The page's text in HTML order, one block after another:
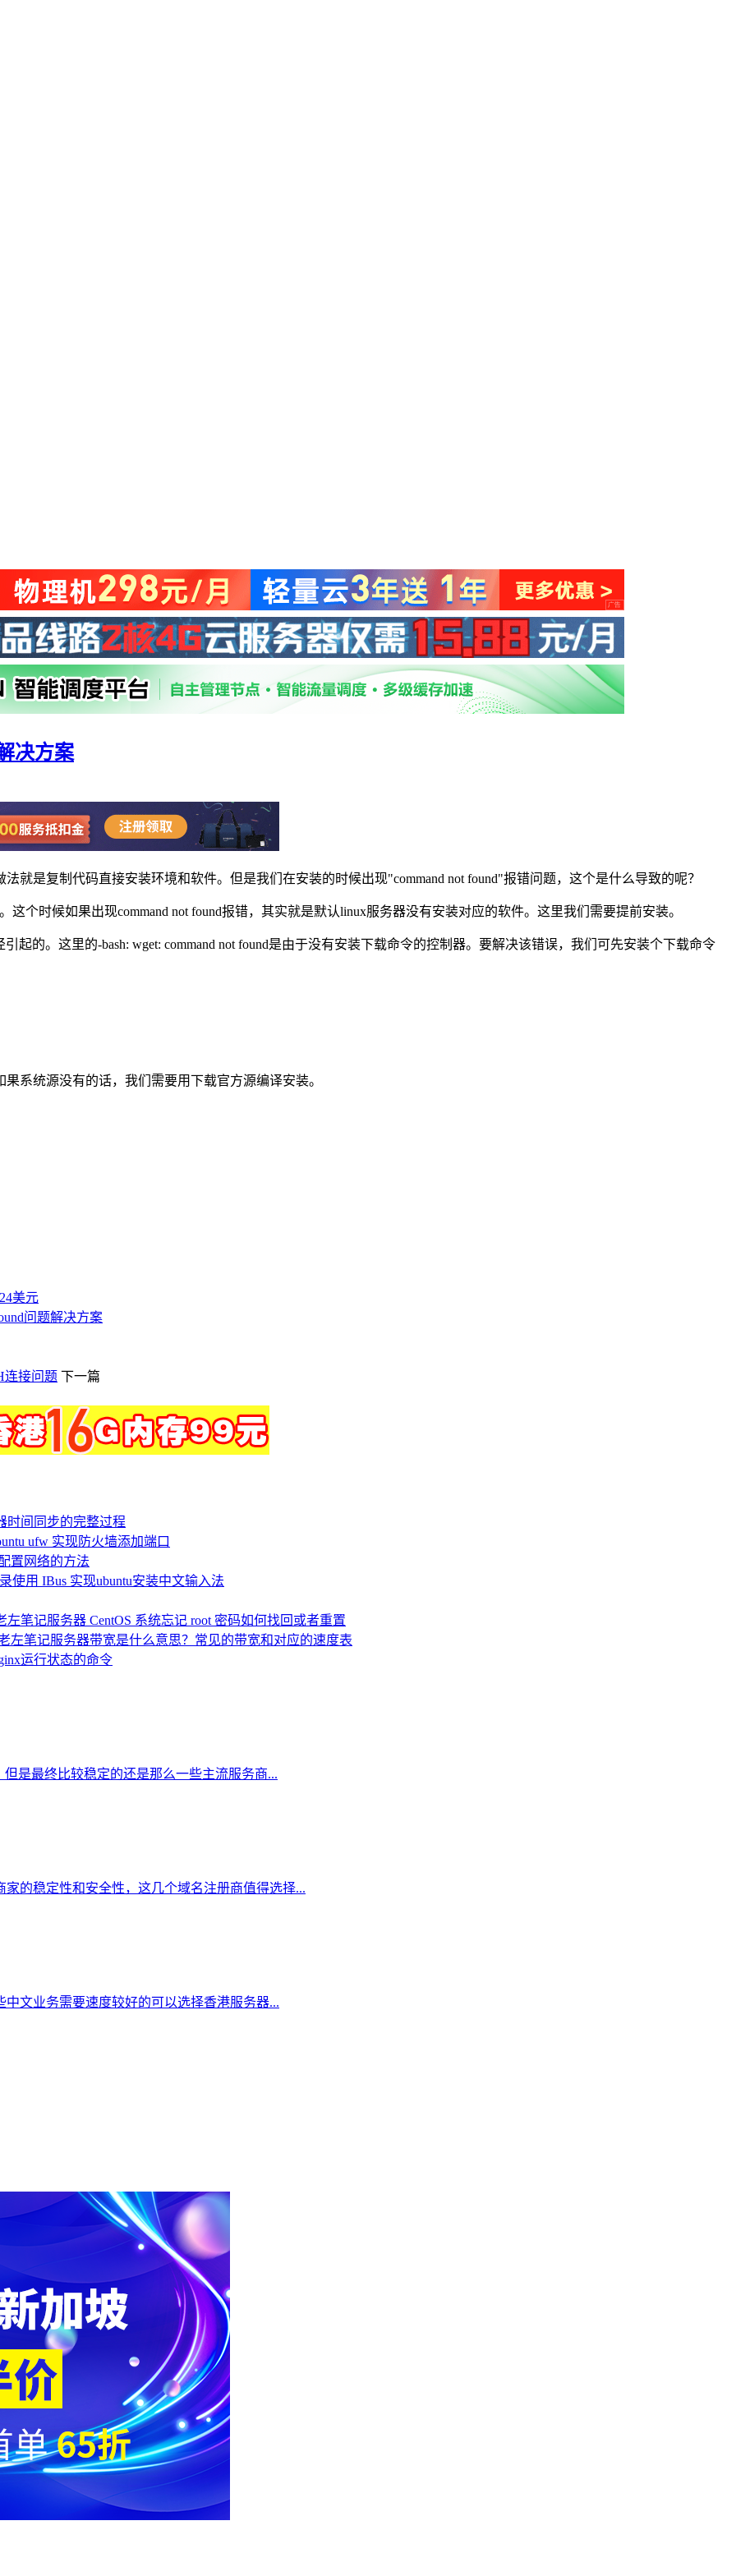
决方案
就是复制代码直接安装环境和软件。但是我们在安装的时候出现"command not found"报错问题，这个是什么导致的呢？
个时候如果出现command not found报错，其实就是默认linux服务器没有安装对应的软件。这里我们需要提前安装。
起的。这里的-bash: wget: command not found是由于没有安装下载命令的控制器。要解决该错误，我们可先安装个下载命令
系统源没有的话，我们需要用下载官方源编译安装。
美元
问题解决方案
连接问题 下一篇
时间同步的完整过程
ufw 实现防火墙添加端口
置网络的方法
使用 IBus 实现ubuntu安装中文输入法
服务器 ​CentOS 系统忘记 root 密码如何找回或者重置
服务器带宽是什么意思？常见的带宽和对应的速度表
运行状态的命令
是最终比较稳定的还是那么一些主流服务商...
的稳定性和安全性，这几个域名注册商值得选择...
文业务需要速度较好的可以选择香港服务器...